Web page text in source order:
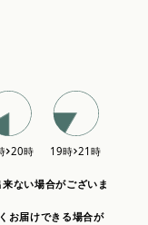
ない場合がございま
お届けできる場合が